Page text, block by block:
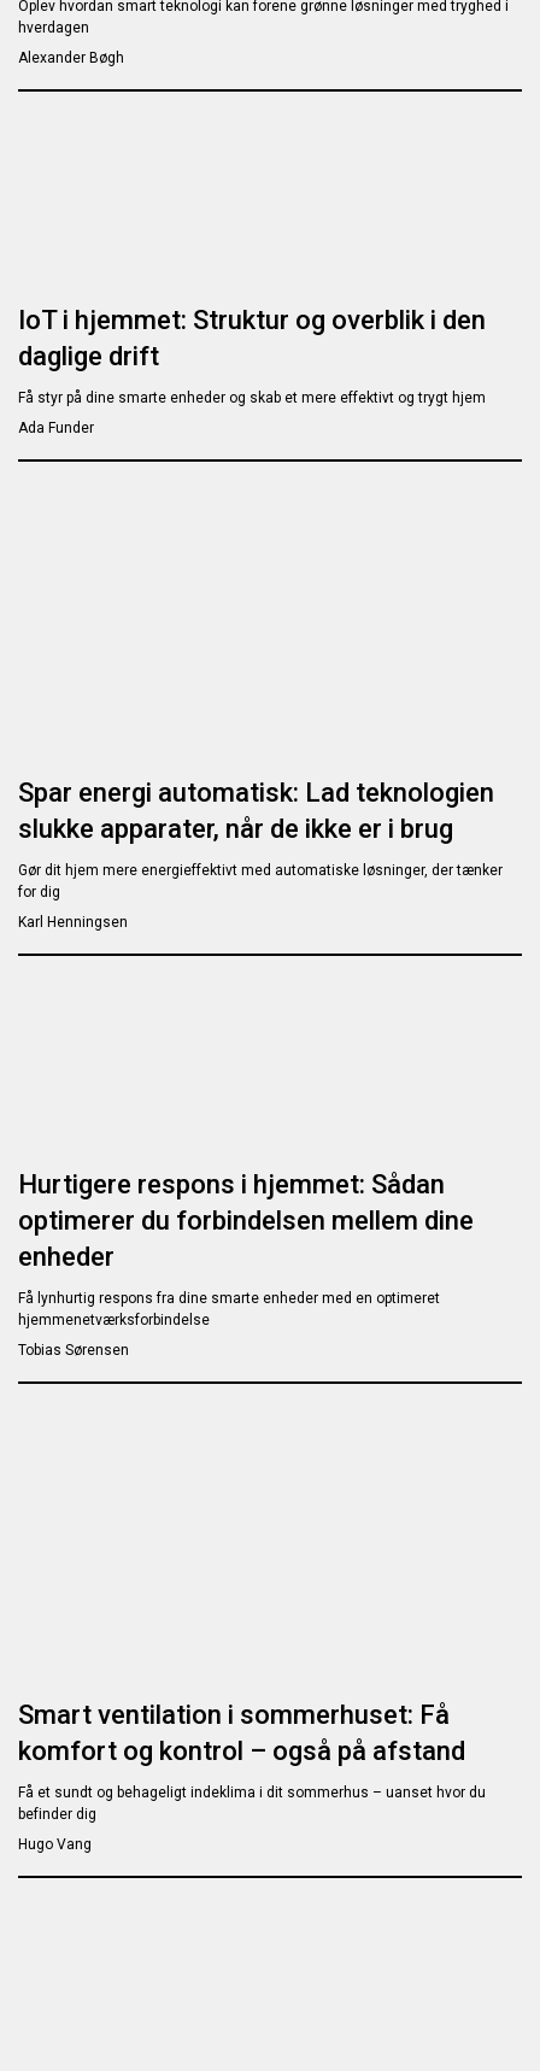
Oplev hvordan smart teknologi kan forene grønne løsninger med tryghed i
hverdagen
Alexander Bøgh
IoT i hjemmet: Struktur og overblik i den
daglige drift
Få styr på dine smarte enheder og skab et mere effektivt og trygt hjem
Ada Funder
Spar energi automatisk: Lad teknologien
slukke apparater, når de ikke er i brug
Gør dit hjem mere energieffektivt med automatiske løsninger, der tænker
for dig
Karl Henningsen
Hurtigere respons i hjemmet: Sådan
optimerer du forbindelsen mellem dine
enheder
Få lynhurtig respons fra dine smarte enheder med en optimeret
hjemmenetværksforbindelse
Tobias Sørensen
Smart ventilation i sommerhuset: Få
komfort og kontrol – også på afstand
Få et sundt og behageligt indeklima i dit sommerhus – uanset hvor du
befinder dig
Hugo Vang